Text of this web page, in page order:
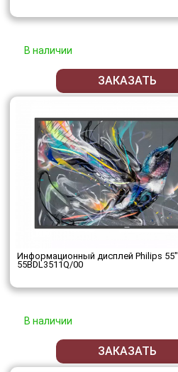
В наличии
ЗАКАЗАТЬ
Информационный дисплей Philips 55"
55BDL3511Q/00
В наличии
ЗАКАЗАТЬ